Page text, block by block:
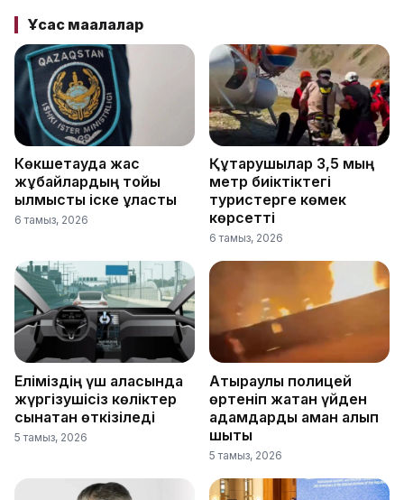
Ұқсас мақалалар
Көкшетауда жас
жұбайлардың тойы
қылмыстық іске ұласты
6 тамыз, 2026
Құтқарушылар 3,5 мың
метр биіктіктегі
туристерге көмек
көрсетті
6 тамыз, 2026
Еліміздің үш қаласында
жүргізушісіз көліктер
сынақтан өткізіледі
5 тамыз, 2026
Атыраулық полицей
өртеніп жатқан үйден
адамдарды аман алып
шықты
5 тамыз, 2026